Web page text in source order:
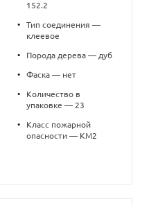
152.2
•
Тип соединения —
клеевое
• Порода дерева — дуб
• Фаска — нет
•
Количество в
упаковке — 23
•
Класс пожарной
опасности — КМ2